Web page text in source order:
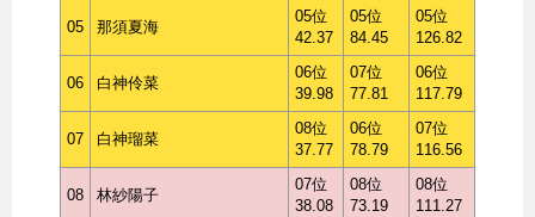
05 那須夏海
05位
42.37
05位
84.45
05位
126.82
06 白神伶菜
06位
39.98
07位
77.81
06位
117.79
07 白神瑠菜
08位
37.77
06位
78.79
07位
116.56
08 林紗陽子
07位
38.08
08位
73.19
08位
111.27